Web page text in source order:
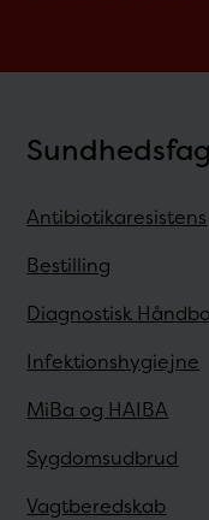
Antibiotikaresistens
Bestilling
Diagnostisk
Infektionshygiejne
MiBa og HAIBA
Sygdomsudbrud
Vagtberedskab